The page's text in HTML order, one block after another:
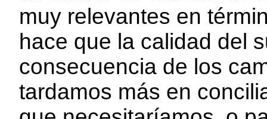
muy relevantes en
hace que la calidad del
consecuencia de los
tardamos más en